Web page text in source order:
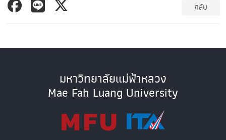
กลับ
มหาวิทยาลัยแม่ฟ้าหลวง
Mae Fah Luang University